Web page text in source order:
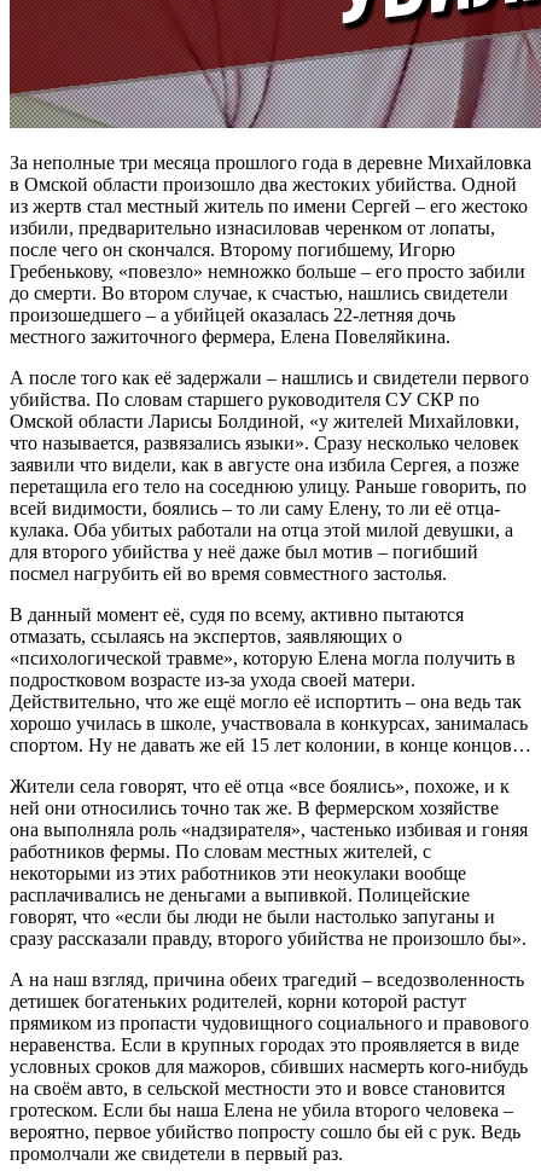
За неполные три месяца прошлого года в деревне Михайловка
в Омской области произошло два жестоких убийства. Одной
из жертв стал местный житель по имени Сергей – его жестоко
избили, предварительно изнасиловав черенком от лопаты,
после чего он скончался. Второму погибшему, Игорю
Гребенькову, «повезло» немножко больше – его просто забили
до смерти. Во втором случае, к счастью, нашлись свидетели
произошедшего – а убийцей оказалась 22-летняя дочь
местного зажиточного фермера, Елена Повеляйкина.
А после того как её задержали – нашлись и свидетели первого
убийства. По словам старшего руководителя СУ СКР по
Омской области Ларисы Болдиной, «у жителей Михайловки,
что называется, развязались языки». Сразу несколько человек
заявили что видели, как в августе она избила Сергея, а позже
перетащила его тело на соседнюю улицу. Раньше говорить, по
всей видимости, боялись – то ли саму Елену, то ли её отца-
кулака. Оба убитых работали на отца этой милой девушки, а
для второго убийства у неё даже был мотив – погибший
посмел нагрубить ей во время совместного застолья.
В данный момент её, судя по всему, активно пытаются
отмазать, ссылаясь на экспертов, заявляющих о
«психологической травме», которую Елена могла получить в
подростковом возрасте из-за ухода своей матери.
Действительно, что же ещё могло её испортить – она ведь так
хорошо училась в школе, участвовала в конкурсах, занималась
спортом. Ну не давать же ей 15 лет колонии, в конце концов…
Жители села говорят, что её отца «все боялись», похоже, и к
ней они относились точно так же. В фермерском хозяйстве
она выполняла роль «надзирателя», частенько избивая и гоняя
работников фермы. По словам местных жителей, с
некоторыми из этих работников эти неокулаки вообще
расплачивались не деньгами а выпивкой. Полицейские
говорят, что «если бы люди не были настолько запуганы и
сразу рассказали правду, второго убийства не произошло бы».
А на наш взгляд, причина обеих трагедий – вседозволенность
детишек богатеньких родителей, корни которой растут
прямиком из пропасти чудовищного социального и правового
неравенства. Если в крупных городах это проявляется в виде
условных сроков для мажоров, сбивших насмерть кого-нибудь
на своём авто, в сельской местности это и вовсе становится
гротеском. Если бы наша Елена не убила второго человека –
вероятно, первое убийство попросту сошло бы ей с рук. Ведь
промолчали же свидетели в первый раз.